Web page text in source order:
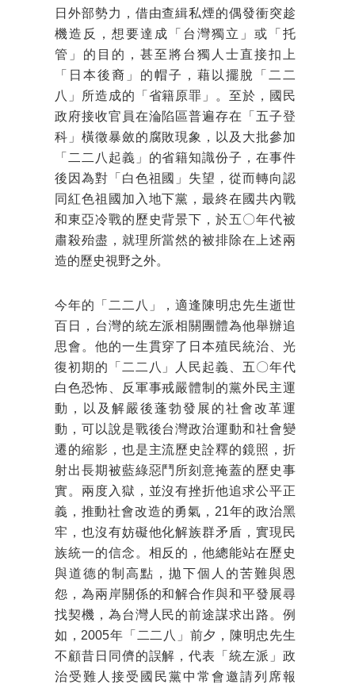
日外部勢力，借由查緝私煙的偶發衝突趁
機造反，想要達成「台灣獨立」或「托
管」的目的，甚至將台獨人士直接扣上
「日本後裔」的帽子，藉以擺脫「二二
八」所造成的「省籍原罪」。至於，國民
政府接收官員在淪陷區普遍存在「五子登
科」橫徵暴斂的腐敗現象，以及大批參加
「二二八起義」的省籍知識份子，在事件
後因為對「白色祖國」失望，從而轉向認
同紅色祖國加入地下黨，最終在國共內戰
和東亞冷戰的歷史背景下，於五〇年代被
肅殺殆盡，就理所當然的被排除在上述兩
造的歷史視野之外。
今年的「二二八」，適逢陳明忠先生逝世
百日，台灣的統左派相關團體為他舉辦追
思會。他的一生貫穿了日本殖民統治、光
復初期的「二二八」人民起義、五〇年代
白色恐怖、反軍事戒嚴體制的黨外民主運
動，以及解嚴後蓬勃發展的社會改革運
動，可以說是戰後台灣政治運動和社會變
遷的縮影，也是主流歷史詮釋的鏡照，折
射出長期被藍綠惡鬥所刻意掩蓋的歷史事
實。兩度入獄，並沒有挫折他追求公平正
義，推動社會改造的勇氣，21年的政治黑
牢，也沒有妨礙他化解族群矛盾，實現民
族統一的信念。相反的，他總能站在歷史
與道德的制高點，拋下個人的苦難與恩
怨，為兩岸關係的和解合作與和平發展尋
找契機，為台灣人民的前途謀求出路。例
如，2005年「二二八」前夕，陳明忠先生
不顧昔日同儕的誤解，代表「統左派」政
治受難人接受國民黨中常會邀請列席報